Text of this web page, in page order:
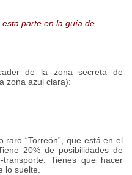
parte en la guía de
de la zona secreta de
zona azul clara):
raro “Torreón”, que está en el
20% de posibilidades de
Tienes que hacer
lo suelte.